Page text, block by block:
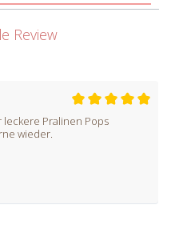
Review
leckere Pralinen Pops
wieder.